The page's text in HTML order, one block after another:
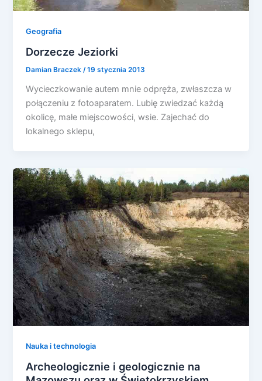
Geografia
Dorzecze Jeziorki
Damian Braczek/19 stycznia 2013
Wycieczkowanie autem mnie odpręża, zwłaszcza w
połączeniu z fotoaparatem. Lubię zwiedzać każdą
okolicę, małe miejscowości, wsie. Zajechać do
lokalnego sklepu,
Nauka i technologia
Archeologicznie i geologicznie na